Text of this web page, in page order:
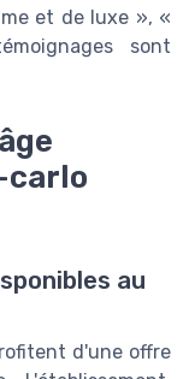
et de luxe », «
sont
carlo
au
d'une offre